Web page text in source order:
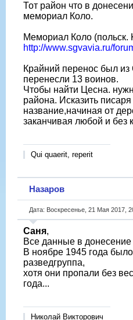
Тот район что в
мемориал Коло.
Мемориал Коло (польск.
http://www.sgvavia.ru/
Крайний перенос был из
перенесли 13 воинов.
Чтобы найти Цесна.
района. Исказить
название,начиная от
заканчивая любой и без
Qui quaerit, reperit
Назаров
Дата: Воскресенье, 21 Мая 2017,
Саня,
Все данные в донесение
В ноябре 1945 года
разведгруппа,
хотя они пропали без
года...
Николай Викторович